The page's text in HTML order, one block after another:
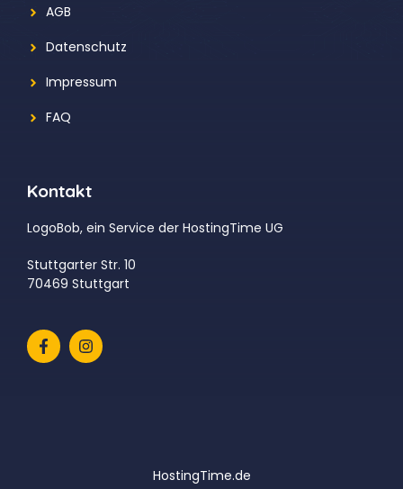
AGB
Datenschutz
Impressum
FAQ
Kontakt
LogoBob, ein Service der HostingTime UG
Stuttgarter Str. 10
70469 Stuttgart
HostingTime.de